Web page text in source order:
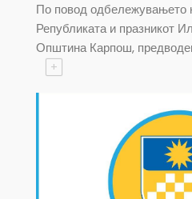
По повод одбележувањето
Републиката и празникот
Општина Карпош,
+